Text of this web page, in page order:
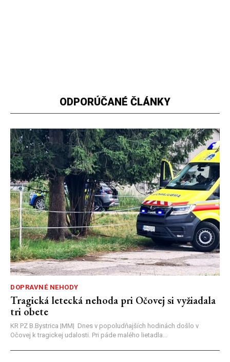
ODPORÚČANÉ ČLÁNKY
DOPRAVNÉ NEHODY
Tragická letecká nehoda pri Očovej si vyžiadala
tri obete
KR PZ B.Bystrica |MM| Dnes v popoludňajších hodinách došlo v
Očovej k tragickej udalosti. Pri páde malého lietadla...